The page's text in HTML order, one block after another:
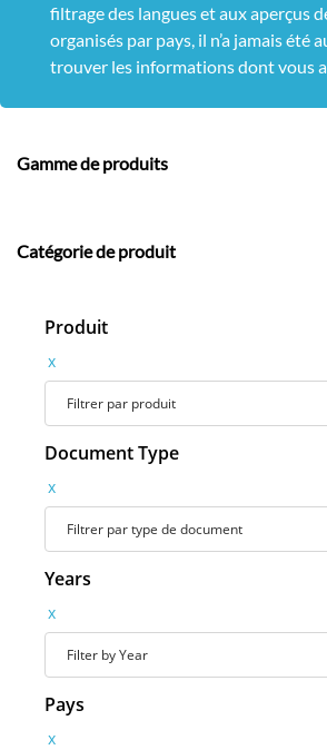
filtrage des langues et aux aperçus
organisés par pays, il n’a jamais été
trouver les informations dont vous
Gamme de produits
Catégorie de produit
Produit
x
Document Type
x
Years
x
Pays
x